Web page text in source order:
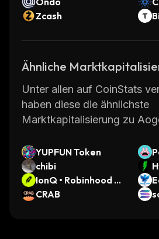
Zcash
Ähnliche
Unter allen auf CoinStats
haben diese die ähnlichste
Marktkapitalisierung zu
YUPFUN Token
chibi
IonQ • Robinhood T
oken
CRAB